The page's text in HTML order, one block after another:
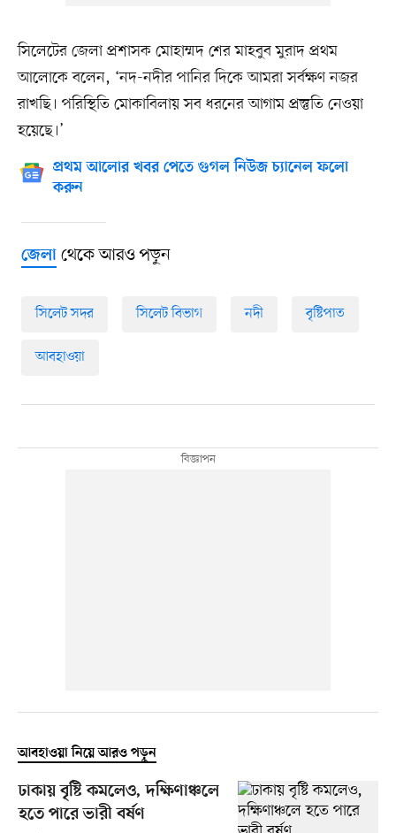
সিলেটের জেলা প্রশাসক মোহাম্মদ শের মাহবুব মুরাদ প্রথম
আলোকে বলেন, ‘নদ-নদীর পানির দিকে আমরা সর্বক্ষণ নজর
রাখছি। পরিস্থিতি মোকাবিলায় সব ধরনের আগাম প্রস্তুতি নেওয়া
হয়েছে।’
প্রথম আলোর খবর পেতে গুগল নিউজ চ্যানেল ফলো
করুন
জেলাথেকে আরও পড়ুন
সিলেট সদর সিলেট বিভাগ নদী বৃষ্টিপাত
আবহাওয়া
আবহাওয়া নিয়ে আরও পড়ুন
ঢাকায় বৃষ্টি কমলেও, দক্ষিণাঞ্চলে
হতে পারে ভারী বর্ষণ